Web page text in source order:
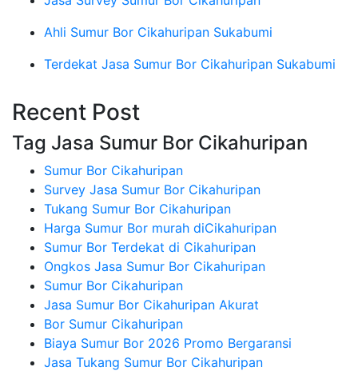
Ahli Sumur Bor Cikahuripan Sukabumi
Terdekat Jasa Sumur Bor Cikahuripan Sukabumi
Recent Post
Tag Jasa Sumur Bor Cikahuripan
Sumur Bor Cikahuripan
Survey Jasa Sumur Bor Cikahuripan
Tukang Sumur Bor Cikahuripan
Harga Sumur Bor murah diCikahuripan
Sumur Bor Terdekat di Cikahuripan
Ongkos Jasa Sumur Bor Cikahuripan
Sumur Bor Cikahuripan
Jasa Sumur Bor Cikahuripan Akurat
Bor Sumur Cikahuripan
Biaya Sumur Bor 2026 Promo Bergaransi
Jasa Tukang Sumur Bor Cikahuripan